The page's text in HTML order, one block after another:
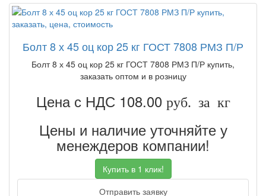
Болт 8 х 45 оц кор 25 кг ГОСТ 7808 РМЗ П/Р
Болт 8 х 45 оц кор 25 кг ГОСТ 7808 РМЗ П/Р купить,
заказать оптом и в розницу
Цена с НДС 108.00 руб. за кг
Цены и наличие уточняйте у
менеждеров компании!
Купить в 1 клик!
Отправить заявку